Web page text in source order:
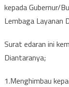
kepada Gubernur/
Lembaga Layanan
Surat edaran ini
Diantaranya;
1.Menghimbau